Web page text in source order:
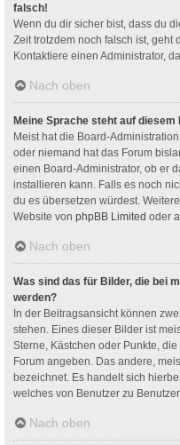
falsch!
Wenn du dir sicher bist, dass du
Zeit trotzdem noch falsch ist, geht
Kontaktiere einen Administrator,
Nach oben
Meine Sprache steht auf
Meist hat die Board-
oder niemand hat das Forum
einen Board-Administrator, ob er
installieren kann. Falls es noch
du es übersetzen würdest.
Website von phpBB Limited oder
Nach oben
Was sind das für Bilder, die bei
werden?
In der Beitragsansicht können
stehen. Eines dieser Bilder ist
Sterne, Kästchen oder Punkte,
Forum angeben. Das andere,
bezeichnet. Es handelt sich
welches von Benutzer zu
Nach oben